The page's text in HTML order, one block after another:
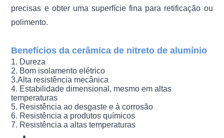
precisas e obter uma superfície fina para retificação ou
polimento.
Benefícios da cerâmica de nitreto de alumínio
1. Dureza
2. Bom isolamento elétrico
3.Alta resistência mecânica
4. Estabilidade dimensional, mesmo em altas
temperaturas
5. Resistência ao desgaste e à corrosão
6. Resistência a produtos químicos
7. Resistência a altas temperaturas